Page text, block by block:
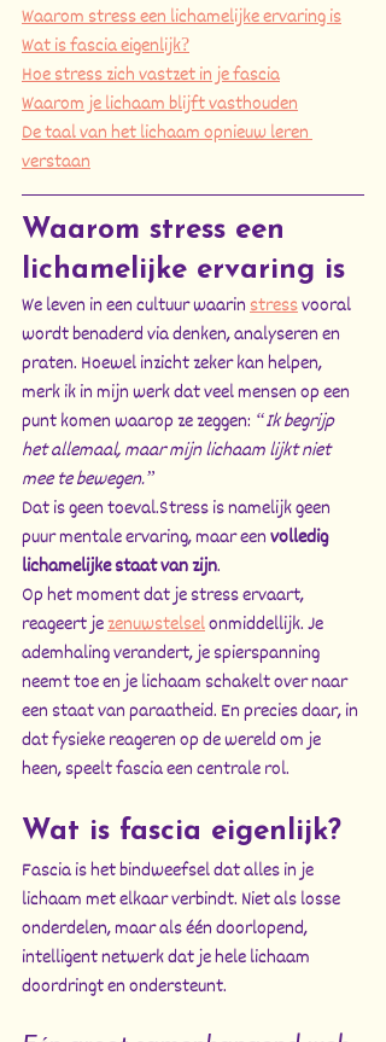
Waarom stress een lichamelijke ervaring is
Wat is fascia eigenlijk?
Hoe stress zich vastzet in je fascia
Waarom je lichaam blijft vasthouden
De taal van het lichaam opnieuw leren
verstaan
Waarom stress een
lichamelijke ervaring is
We leven in een cultuur waarin stress vooral
wordt benaderd via denken, analyseren en
praten. Hoewel inzicht zeker kan helpen,
merk ik in mijn werk dat veel mensen op een
punt komen waarop ze zeggen: “Ik begrijp
het allemaal, maar mijn lichaam lijkt niet
mee te bewegen.”
Dat is geen toeval.Stress is namelijk geen
puur mentale ervaring, maar een volledig
lichamelijke staat van zijn.
Op het moment dat je stress ervaart,
reageert je zenuwstelsel onmiddellijk. Je
ademhaling verandert, je spierspanning
neemt toe en je lichaam schakelt over naar
een staat van paraatheid. En precies daar, in
dat fysieke reageren op de wereld om je
heen, speelt fascia een centrale rol.
Wat is fascia eigenlijk?
Fascia is het bindweefsel dat alles in je
lichaam met elkaar verbindt. Niet als losse
onderdelen, maar als één doorlopend,
intelligent netwerk dat je hele lichaam
doordringt en ondersteunt.